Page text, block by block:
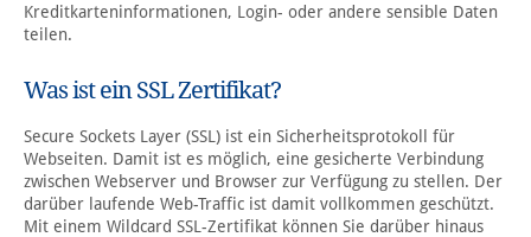
Kreditkarteninformationen, Login- oder andere sensible Daten
teilen.
Was ist ein SSL Zertifikat?
Secure Sockets Layer (SSL) ist ein Sicherheitsprotokoll für
Webseiten. Damit ist es möglich, eine gesicherte Verbindung
zwischen Webserver und Browser zur Verfügung zu stellen. Der
darüber laufende Web-Traffic ist damit vollkommen geschützt.
Mit einem Wildcard SSL-Zertifikat können Sie darüber hinaus